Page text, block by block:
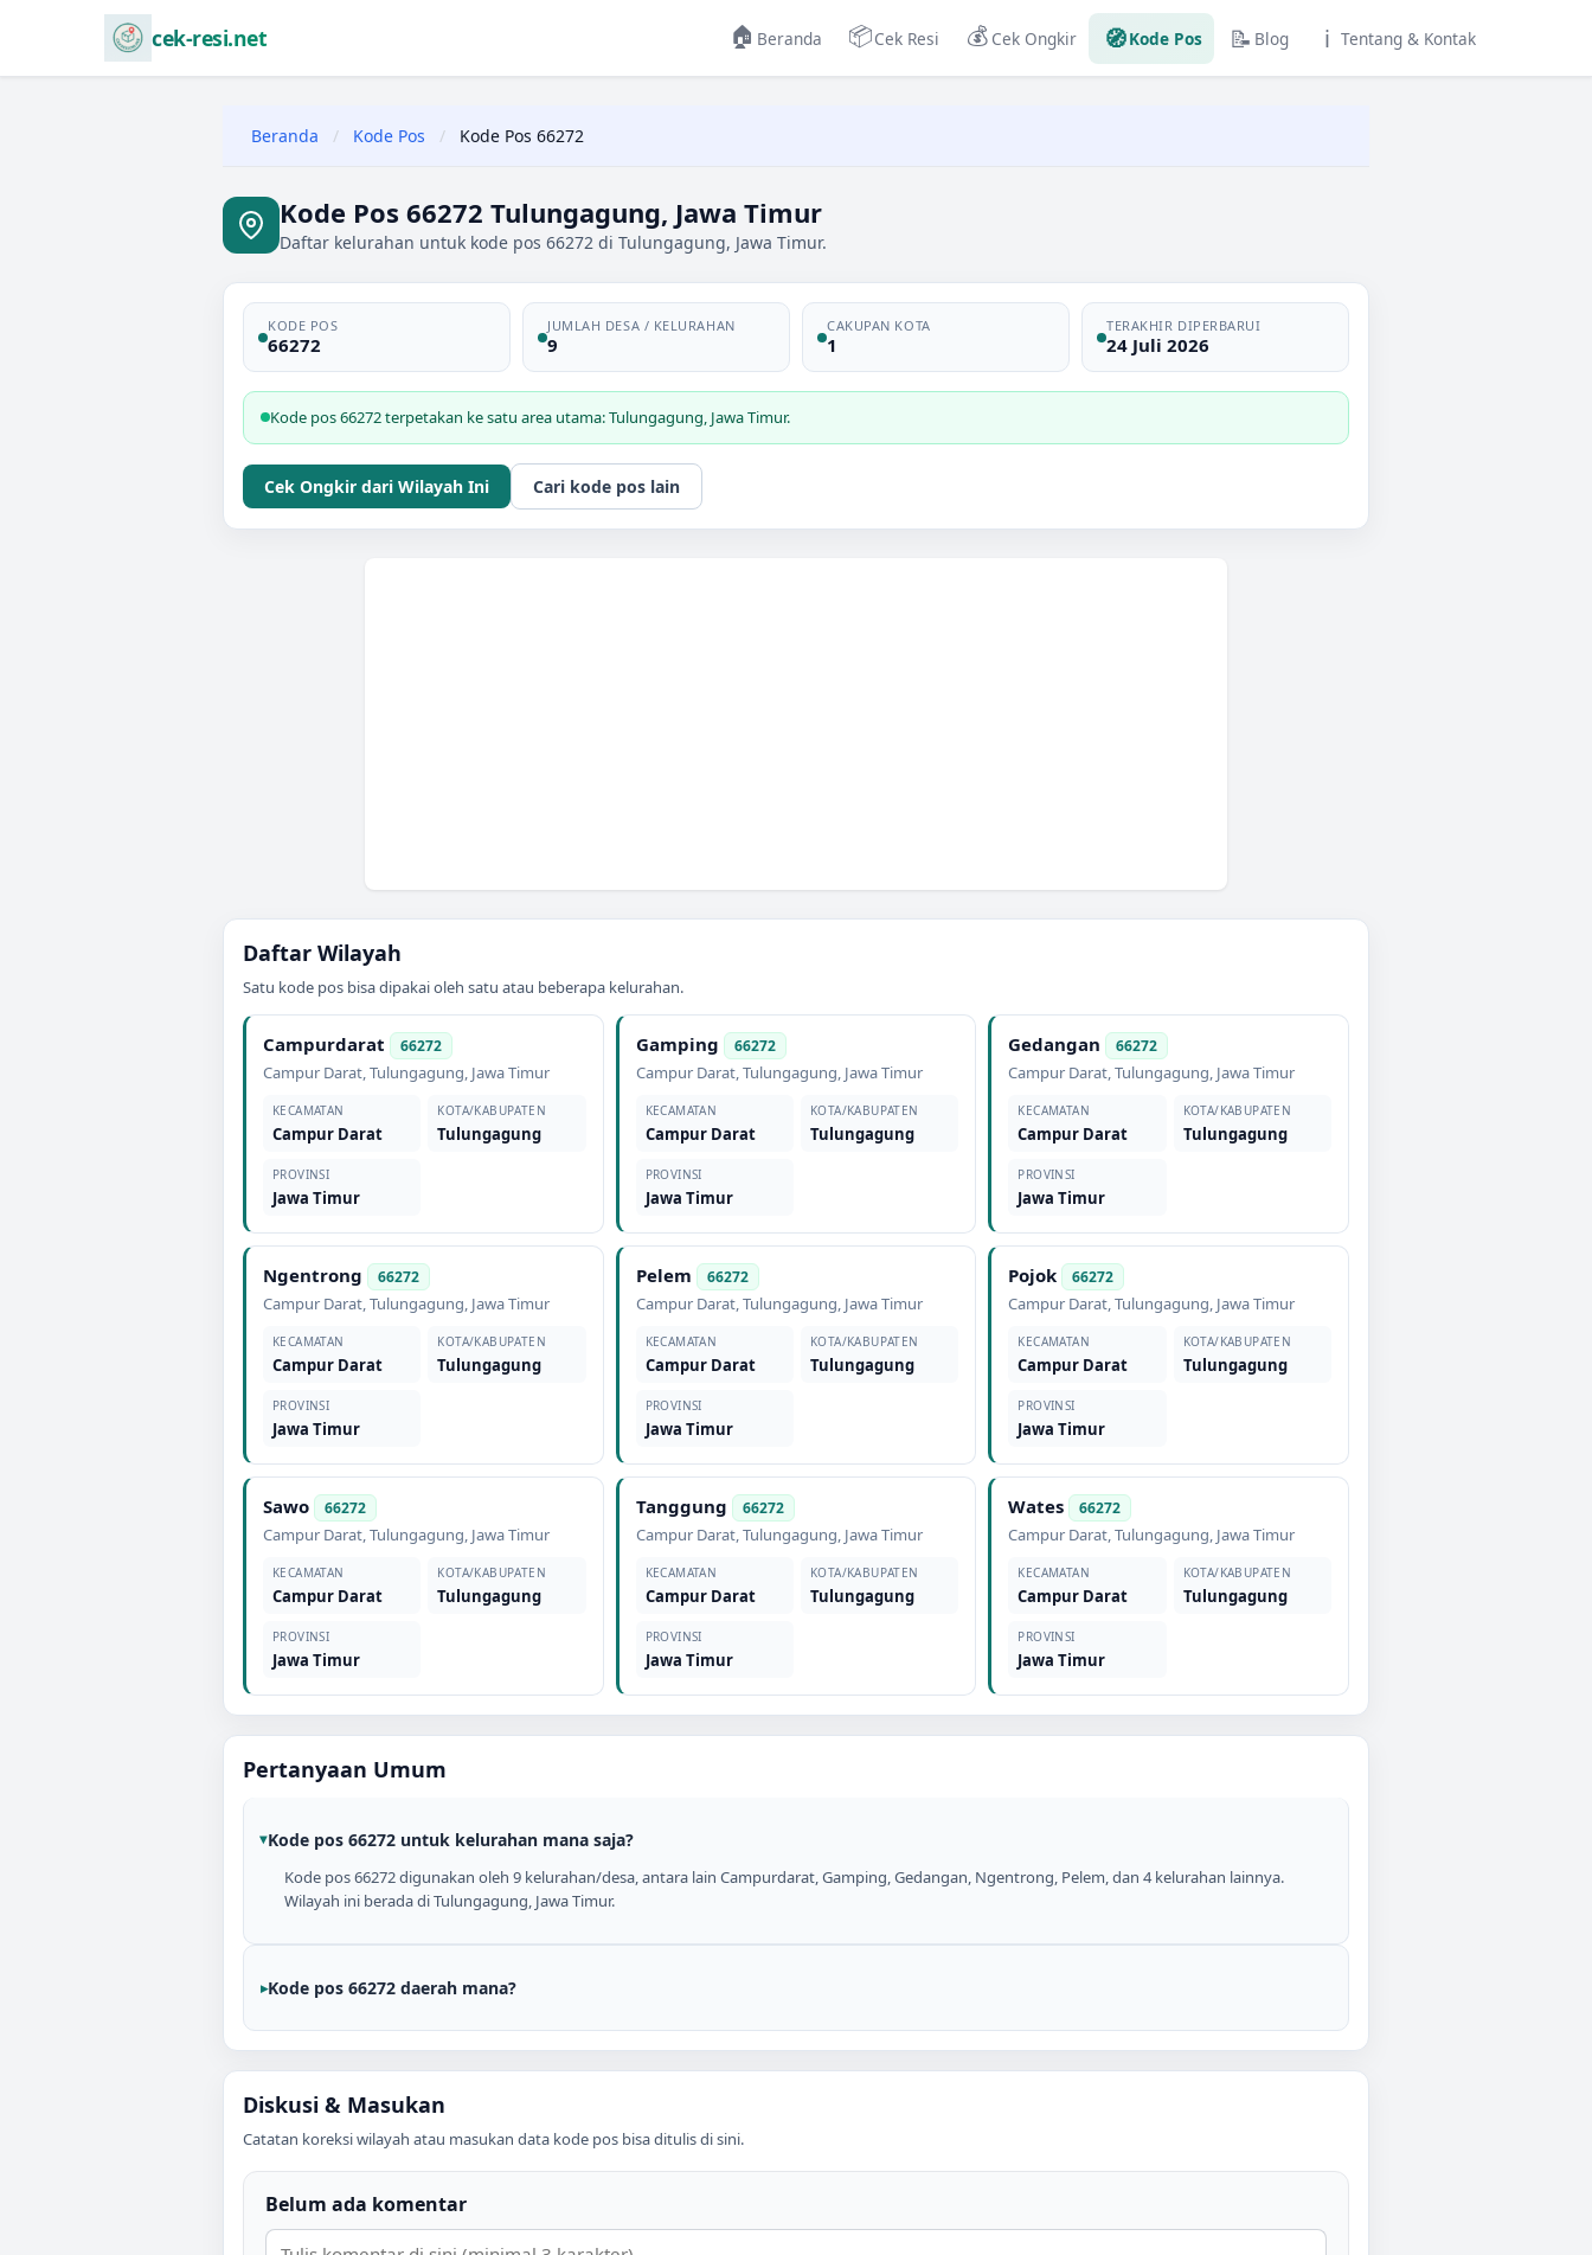
cek-resi.net 🏠 Beranda 📦Cek Resi 💰 Cek Ongkir 🧭Kode Pos 📝 Blog ℹ️ Tentang & Kontak
Beranda / Kode Pos / Kode Pos 66272
Kode Pos 66272 Tulungagung, Jawa Timur
Daftar kelurahan untuk kode pos 66272 di Tulungagung, Jawa Timur.
KODE POS
66272
JUMLAH DESA / KELURAHAN
9
CAKUPAN KOTA
1
TERAKHIR DIPERBARUI
24 Juli 2026
Kode pos 66272 terpetakan ke satu area utama: Tulungagung, Jawa Timur.
Cek Ongkir dari Wilayah Ini Cari kode pos lain
Daftar Wilayah
Satu kode pos bisa dipakai oleh satu atau beberapa kelurahan.
Campurdarat 66272
Campur Darat,Tulungagung, Jawa Timur
KECAMATAN
Campur Darat
KOTA/KABUPATEN
Tulungagung
PROVINSI
Jawa Timur
Gamping 66272
Campur Darat,Tulungagung, Jawa Timur
KECAMATAN
Campur Darat
KOTA/KABUPATEN
Tulungagung
PROVINSI
Jawa Timur
Gedangan 66272
Campur Darat,Tulungagung, Jawa Timur
KECAMATAN
Campur Darat
KOTA/KABUPATEN
Tulungagung
PROVINSI
Jawa Timur
Ngentrong 66272
Campur Darat,Tulungagung, Jawa Timur
KECAMATAN
Campur Darat
KOTA/KABUPATEN
Tulungagung
PROVINSI
Jawa Timur
Pelem 66272
Campur Darat,Tulungagung, Jawa Timur
KECAMATAN
Campur Darat
KOTA/KABUPATEN
Tulungagung
PROVINSI
Jawa Timur
Pojok 66272
Campur Darat,Tulungagung, Jawa Timur
KECAMATAN
Campur Darat
KOTA/KABUPATEN
Tulungagung
PROVINSI
Jawa Timur
Sawo 66272
Campur Darat,Tulungagung, Jawa Timur
KECAMATAN
Campur Darat
KOTA/KABUPATEN
Tulungagung
PROVINSI
Jawa Timur
Tanggung 66272
Campur Darat,Tulungagung, Jawa Timur
KECAMATAN
Campur Darat
KOTA/KABUPATEN
Tulungagung
PROVINSI
Jawa Timur
Wates 66272
Campur Darat,Tulungagung, Jawa Timur
KECAMATAN
Campur Darat
KOTA/KABUPATEN
Tulungagung
PROVINSI
Jawa Timur
Pertanyaan Umum
Kode pos 66272 untuk kelurahan mana saja?
Kode pos 66272 digunakan oleh 9 kelurahan/desa, antara lain Campurdarat, Gamping, Gedangan, Ngentrong, Pelem, dan 4 kelurahan lainnya.
Wilayah ini berada di Tulungagung, Jawa Timur.
Kode pos 66272 daerah mana?
Diskusi & Masukan
Catatan koreksi wilayah atau masukan data kode pos bisa ditulis di sini.
Belum ada komentar